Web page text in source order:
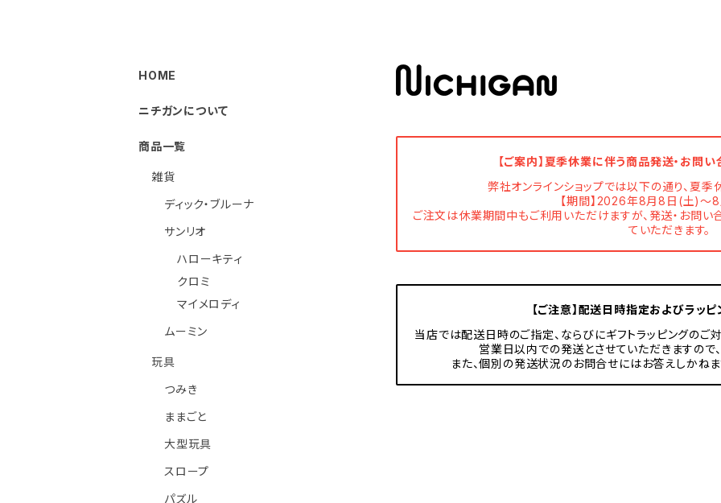
【ご案内】夏季休業に伴う商品発送・お問
弊社オンラインショップでは以下の通り、夏季
【期間】2026年8月8日(土)～
ご注文は休業期間中もご利用いただけますが、発送・お問
ていただきます。
【ご注意】配送日時指定およびラッ
当店では配送日時のご指定、ならびにギフトラッピングのご
営業日以内での発送とさせていただきますので
また、個別の発送状況のお問合せにはお答えしかねま
HOME
ニチガンについて
商品一覧
雑貨
ディック・ブルーナ
サンリオ
ハローキティ
クロミ
マイメロディ
ムーミン
玩具
つみき
ままごと
大型玩具
スロープ
パズル